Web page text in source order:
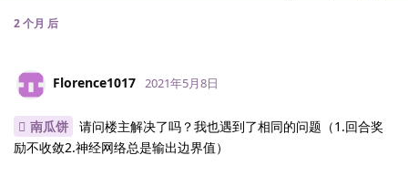
2 个月 后
Florence1017 2021年5月8日
南瓜饼
请问楼主解决了吗？我也遇到了相同的问题（1.回合奖
励不收敛2.神经网络总是输出边界值）